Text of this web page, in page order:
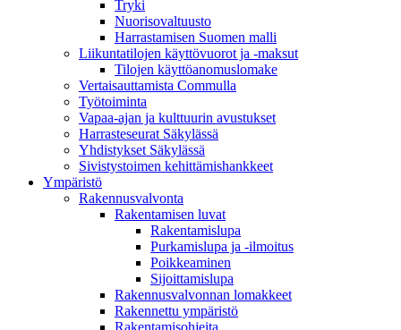
Tryki
Nuorisovaltuusto
Harrastamisen Suomen malli
Liikuntatilojen käyttövuorot ja -maksut
Tilojen käyttöanomuslomake
Vertaisauttamista Commulla
Työtoiminta
Vapaa-ajan ja kulttuurin avustukset
Harrasteseurat Säkylässä
Yhdistykset Säkylässä
Sivistystoimen kehittämishankkeet
Ympä­ristö
Rakennusvalvonta
Rakentamisen luvat
Rakentamislupa
Purkamislupa ja -ilmoitus
Poikkeaminen
Sijoittamislupa
Rakennusvalvonnan lomakkeet
Rakennettu ympäristö
Rakentamisohjeita